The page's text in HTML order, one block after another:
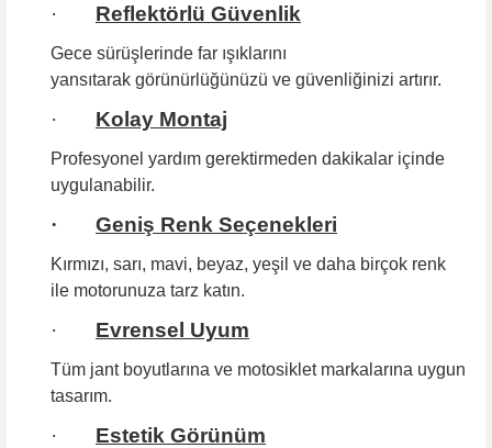
· Reflektörlü Güvenlik
Gece sürüşlerinde far ışıklarını
yansıtarak görünürlüğünüzü ve güvenliğinizi artırır.
· Kolay Montaj
Profesyonel yardım gerektirmeden dakikalar içinde
uygulanabilir.
· Geniş Renk Seçenekleri
Kırmızı, sarı, mavi, beyaz, yeşil ve daha birçok renk
ile motorunuza tarz katın.
· Evrensel Uyum
Tüm jant boyutlarına ve motosiklet markalarına uygun
tasarım.
· Estetik Görünüm